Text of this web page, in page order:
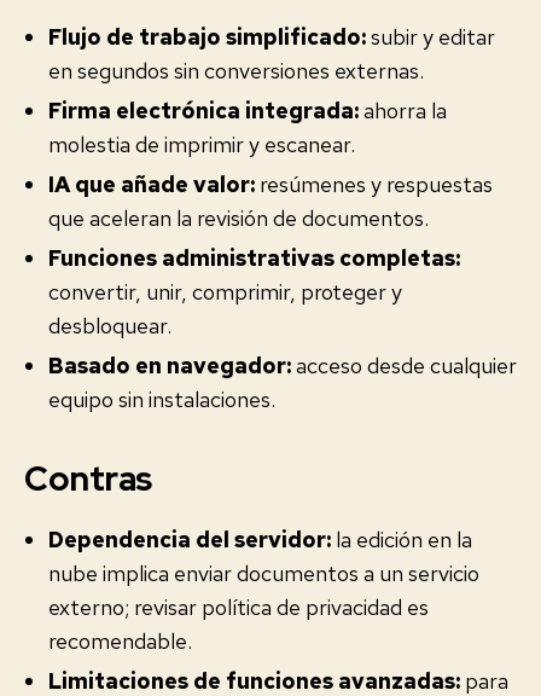
Flujo de trabajo simplificado:subir y editar
en segundos sin conversiones externas.
Firma electrónica integrada:ahorra la
molestia de imprimir y escanear.
IA que añade valor: resúmenes y respuestas
que aceleran la revisión de documentos.
Funciones administrativas completas:
convertir, unir, comprimir, proteger y
desbloquear.
Basado en navegador:acceso desde cualquier
equipo sin instalaciones.
Contras
Dependencia del servidor: la edición en la
nube implica enviar documentos a un servicio
externo; revisar política de privacidad es
recomendable.
Limitaciones de funciones avanzadas: para